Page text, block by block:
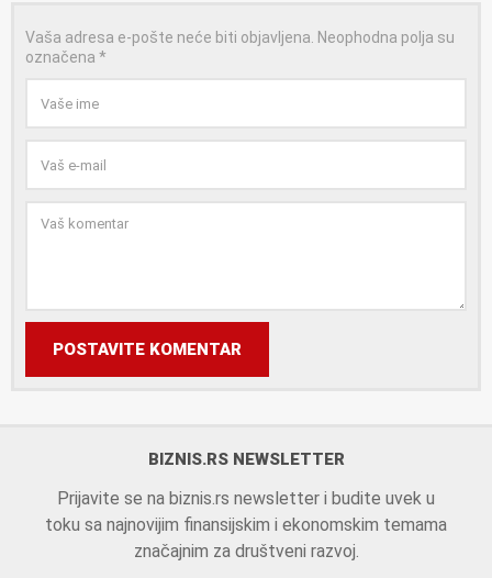
Vaša adresa e-pošte neće biti objavljena. Neophodna polja su
označena *
POSTAVITE KOMENTAR
BIZNIS.RS NEWSLETTER
Prijavite se na biznis.rs newsletter i budite uvek u
toku sa najnovijim finansijskim i ekonomskim temama
značajnim za društveni razvoj.